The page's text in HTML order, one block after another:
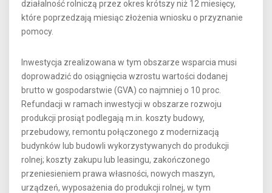
działalność rolniczą przez okres krótszy niż 12 miesięcy,
które poprzedzają miesiąc złożenia wniosku o przyznanie
pomocy.
Inwestycja zrealizowana w tym obszarze wsparcia musi
doprowadzić do osiągnięcia wzrostu wartości dodanej
brutto w gospodarstwie (GVA) co najmniej o 10 proc.
Refundacji w ramach inwestycji w obszarze rozwoju
produkcji prosiąt podlegają m.in. koszty budowy,
przebudowy, remontu połączonego z modernizacją
budynków lub budowli wykorzystywanych do produkcji
rolnej; koszty zakupu lub leasingu, zakończonego
przeniesieniem prawa własności, nowych maszyn,
urządzeń, wyposażenia do produkcji rolnej, w tym